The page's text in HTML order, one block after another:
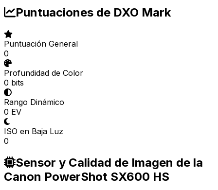
Puntuaciones de DXO Mark
Puntuación General
0
Profundidad de Color
0 bits
Rango Dinámico
0 EV
ISO en Baja Luz
0
Sensor y Calidad de Imagen de la
Canon PowerShot SX600 HS